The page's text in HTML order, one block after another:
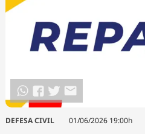
DEFESA CIVIL 01/06/2026 19:00h